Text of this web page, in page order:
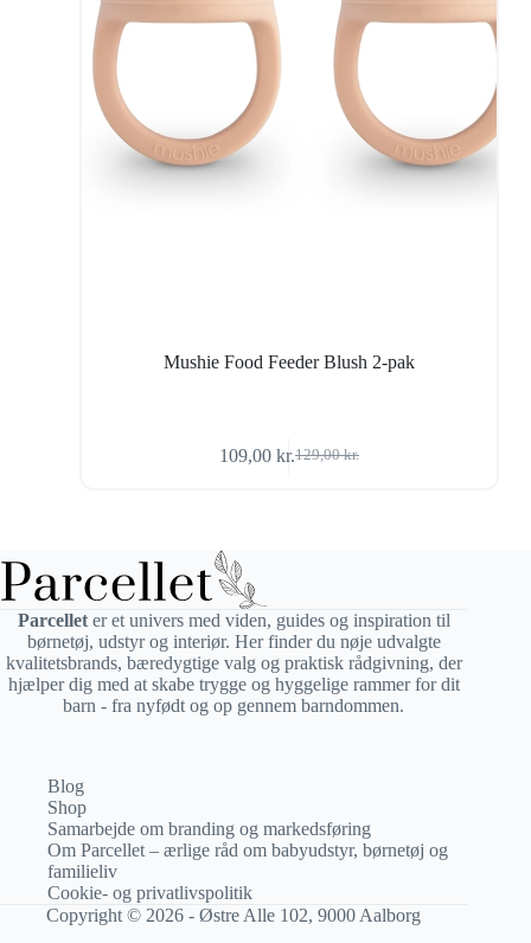
Mushie Food Feeder Blush 2-pak
129,00kr.
Den
109,00 kr.Den
Parcelleter et univers med viden, guides og inspiration til
børnetøj, udstyr og interiør. Her finder du nøje udvalgte
kvalitetsbrands, bæredygtige valg og praktisk rådgivning, der
hjælper dig med at skabe trygge og hyggelige rammer for dit
barn - fra nyfødt og op gennem barndommen.
Blog
Shop
Samarbejde om branding og markedsføring
Om Parcellet – ærlige råd om babyudstyr, børnetøj og
familieliv
Cookie- og privatlivspolitik
Copyright © 2026 - Østre Alle 102, 9000 Aalborg